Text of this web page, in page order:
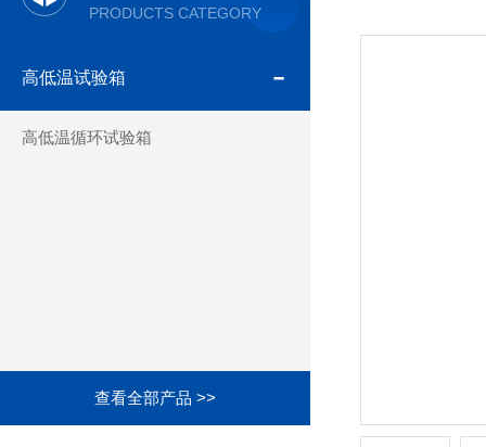
PRODUCTS CATEGORY
高低温试验箱
高低温循环试验箱
查看全部产品 >>